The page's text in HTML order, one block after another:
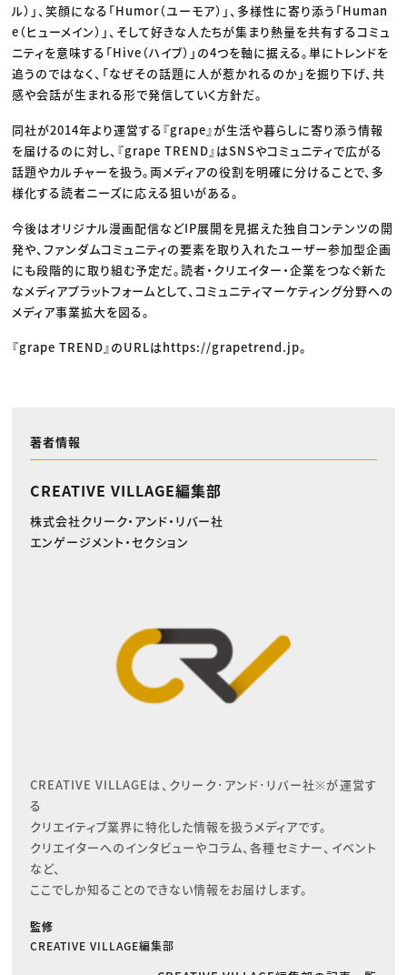
ル）」、笑顔になる「Humor（ユーモア）」、多様性に寄り添う「Human
e（ヒューメイン）」、そして好きな人たちが集まり熱量を共有するコミュ
ニティを意味する「Hive（ハイブ）」の4つを軸に据える。単にトレンドを
追うのではなく、「なぜその話題に人が惹かれるのか」を掘り下げ、共
感や会話が生まれる形で発信していく方針だ。
同社が2014年より運営する『grape』が生活や暮らしに寄り添う情報
を届けるのに対し、『grape TREND』はSNSやコミュニティで広がる
話題やカルチャーを扱う。両メディアの役割を明確に分けることで、多
様化する読者ニーズに応える狙いがある。
今後はオリジナル漫画配信などIP展開を見据えた独自コンテンツの開
発や、ファンダムコミュニティの要素を取り入れたユーザー参加型企画
にも段階的に取り組む予定だ。読者・クリエイター・企業をつなぐ新た
なメディアプラットフォームとして、コミュニティマーケティング分野への
メディア事業拡大を図る。
『grape TREND』のURLはhttps://grapetrend.jp。
著者情報
CREATIVE VILLAGE編集部
株式会社クリーク・アンド・リバー社
エンゲージメント・セクション
CREATIVE VILLAGEは、クリーク･アンド･リバー社※が運営す
る
クリエイティブ業界に特化した情報を扱うメディアです。
クリエイターへのインタビューやコラム、各種セミナー、イベント
など、
ここでしか知ることのできない情報をお届けします。
監修
CREATIVE VILLAGE編集部